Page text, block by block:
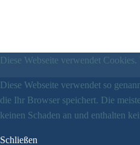
Diese Webseite verwendet
Diese Webseite verwendet so
die Ihr Browser speichert. Die
keinen Schaden an und enthalten
Schließen